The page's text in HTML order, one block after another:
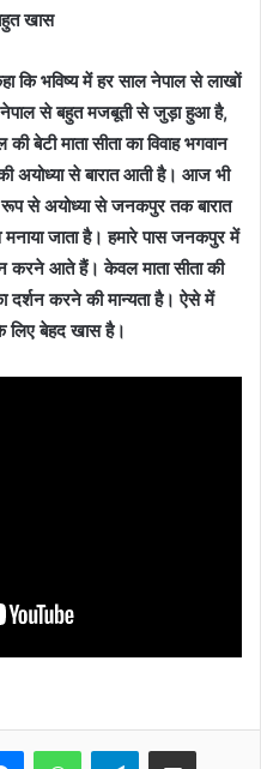
खास
कि भविष्य में हर साल नेपाल से लाखों
नेपाल से बहुत मजबूती से जुड़ा हुआ है,
बेटी माता सीता का विवाह भगवान
अयोध्या से बारात आती है। आज भी
रूप से अयोध्या से जनकपुर तक बारात
जाता है। हमारे पास जनकपुर में
करने आते हैं। केवल माता सीता की
दर्शन करने की मान्यता है। ऐसे में
लिए बेहद खास है।
MessengerWhatsAppTelegramShare via Email